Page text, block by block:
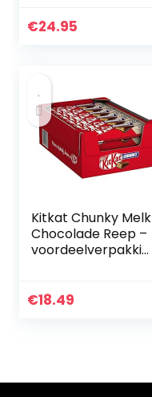
€24.95
Kitkat Chunky Melk
Chocolade Reep –
voordeelverpakkin
€18.49